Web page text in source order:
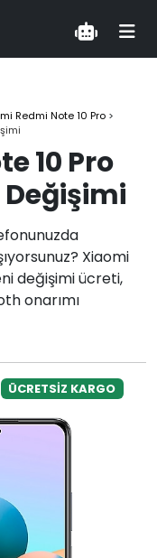
Redmi Note 10 Pro >
10 Pro
Xiaomi
değişimi ücreti,
onarımı
ÜCRETSİZ KARGO